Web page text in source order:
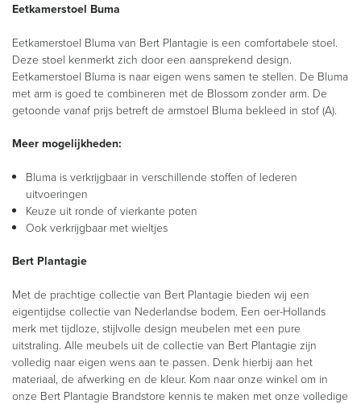
Eetkamerstoel Buma
Eetkamerstoel Bluma van Bert Plantagie is een comfortabele stoel.
Deze stoel kenmerkt zich door een aansprekend design.
Eetkamerstoel Bluma is naar eigen wens samen te stellen. De Bluma
met arm is goed te combineren met de Blossom zonder arm. De
getoonde vanaf prijs betreft de armstoel Bluma bekleed in stof (A).
Meer mogelijkheden:
Bluma is verkrijgbaar in verschillende stoffen of lederen
uitvoeringen
Keuze uit ronde of vierkante poten
Ook verkrijgbaar met wieltjes
Bert Plantagie
Met de prachtige collectie van Bert Plantagie bieden wij een
eigentijdse collectie van Nederlandse bodem. Een oer-Hollands
merk met tijdloze, stijlvolle design meubelen met een pure
uitstraling. Alle meubels uit de collectie van Bert Plantagie zijn
volledig naar eigen wens aan te passen. Denk hierbij aan het
materiaal, de afwerking en de kleur. Kom naar onze winkel om in
onze Bert Plantagie Brandstore kennis te maken met onze volledige